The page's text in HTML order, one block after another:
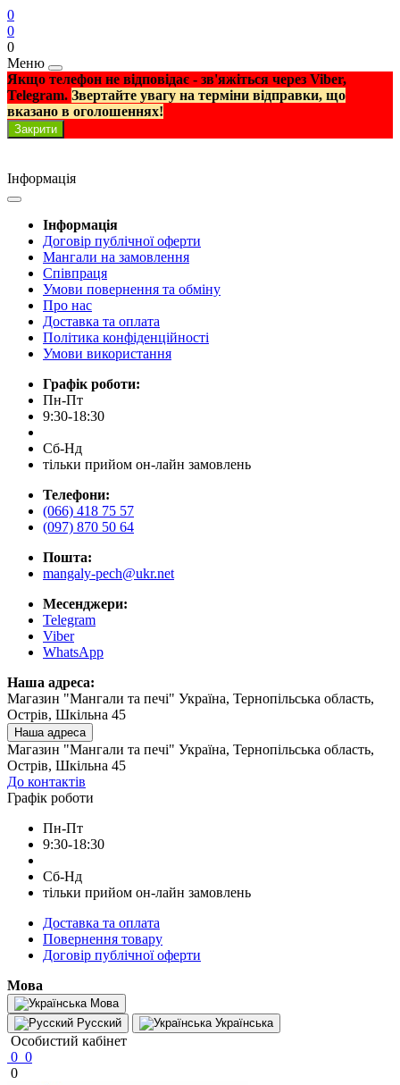
0
0
0
Меню
Якщо телефон не відповідає - зв'яжіться через Viber,
Telegram. Звертайте увагу на терміни відправки, що
вказано в оголошеннях!
Закрити
Інформація
Інформація
Договір публічної оферти
Мангали на замовлення
Співпраця
Умови повернення та обміну
Про нас
Доставка та оплата
Політика конфіденційності
Умови використання
Графік роботи:
Пн-Пт
9:30-18:30
Сб-Нд
тільки прийом он-лайн замовлень
Телефони:
(066) 418 75 57
(097) 870 50 64
Пошта:
mangaly-pech@ukr.net
Месенджери:
Telegram
Viber
WhatsApp
Наша адреса:
Магазин "Мангали та печі" Україна, Тернопільська область,
Острів, Шкільна 45
Наша адреса
Магазин "Мангали та печі" Україна, Тернопільська область,
Острів, Шкільна 45
До контактів
Графік роботи
Пн-Пт
9:30-18:30
Сб-Нд
тільки прийом он-лайн замовлень
Доставка та оплата
Повернення товару
Договір публічної оферти
Мова
Мова
Русский
Українська
Особистий кабінет
0 0
0